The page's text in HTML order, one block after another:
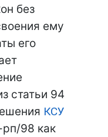
без
ему
его
статьи 94
КСУ
98 как